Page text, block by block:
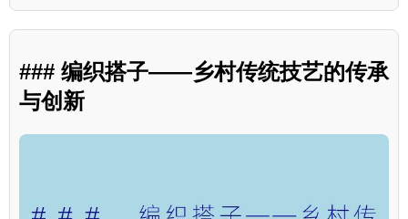
### 编织搭子——乡村传统技艺的传承
与创新